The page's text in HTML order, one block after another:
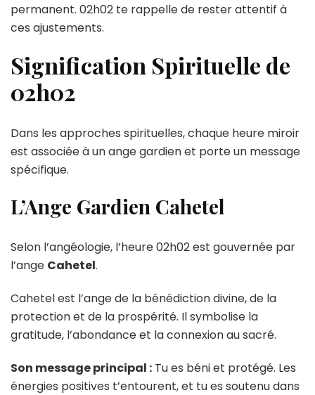
permanent. 02h02 te rappelle de rester attentif à
ces ajustements.
Signification Spirituelle de
02h02
Dans les approches spirituelles, chaque heure miroir
est associée à un ange gardien et porte un message
spécifique.
L’Ange Gardien Cahetel
Selon l’angéologie, l’heure 02h02 est gouvernée par
l’ange Cahetel.
Cahetel est l’ange de la bénédiction divine, de la
protection et de la prospérité. Il symbolise la
gratitude, l’abondance et la connexion au sacré.
Son message principal : Tu es béni et protégé. Les
énergies positives t’entourent, et tu es soutenu dans